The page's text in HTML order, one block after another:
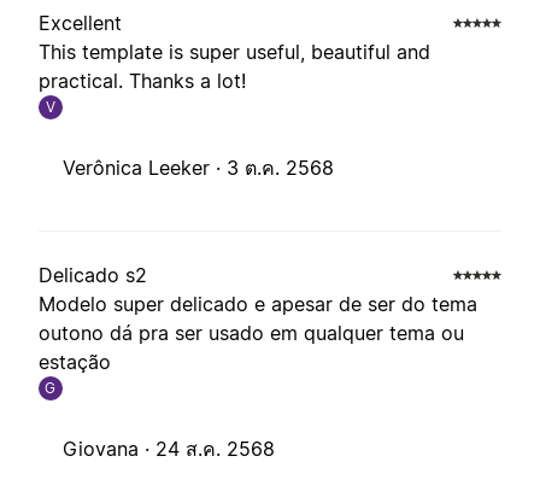
Excellent
This template is super useful, beautiful and
practical. Thanks a lot!
V
Verônica Leeker · 3 ต.ค. 2568
Delicado s2
Modelo super delicado e apesar de ser do tema
outono dá pra ser usado em qualquer tema ou
estação
G
Giovana · 24 ส.ค. 2568